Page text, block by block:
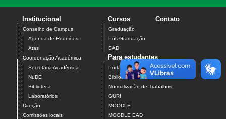
Institucional
Conselho de Campus
Agenda de Reuniões
Atas
Coordenação Acadêmica
Secretaria Acadêmica
NuDE
Biblioteca
Laboratórios
Direção
Comissões locais
Cursos
Graduação
Pós-Graduação
EAD
Contato
Para estudantes
Portal do Aluno
Biblioteca Web
Normalização de Trabalhos
GURI
MOODLE
MOODLE EAD